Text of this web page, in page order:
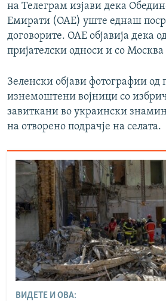
на Телеграм изјави дека
Емирати (ОАЕ) уште еднаш
договорите. ОАЕ објавија дека
пријателски односи и со
Зеленски објави фотографии од
изнемоштени војници со
завиткани во украински
на отворено подрачје на селата.
ВИДЕТЕ И ОВА: